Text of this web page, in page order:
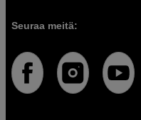
Seuraa meitä: